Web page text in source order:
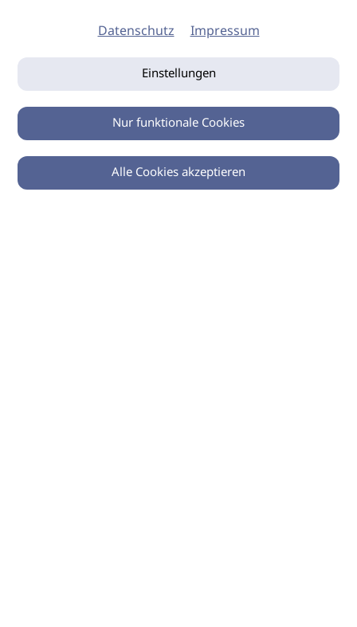
0
Datenschutz Impressum
Einstellungen
Nur funktionale Cookies
Alle Cookies akzeptieren